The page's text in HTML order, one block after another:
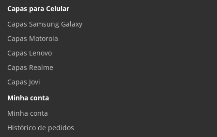
Capas para Celular
Capas Samsung Galaxy
Capas Motorola
Capas Lenovo
Capas Realme
Capas Jovi
Minha conta
Minha conta
Histórico de pedidos